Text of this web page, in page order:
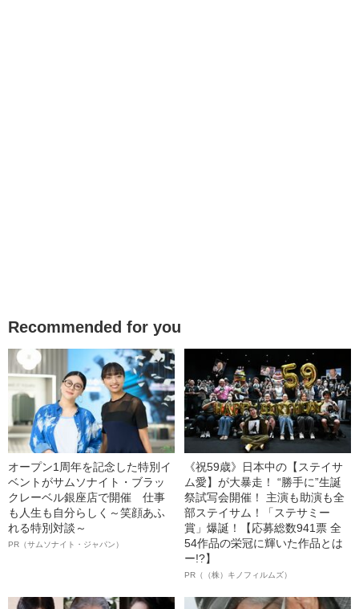
Recommended for you
オープン1周年を記念した特別イ
ベントがサムソナイト・ブラッ
クレーベル銀座店で開催 仕事
も人生も自分らしく～笑顔あふ
れる特別対談～
PR（サムソナイト・ジャパン）
《祝59歳》日本中の【ステイサ
ム愛】が大暴走！ “勝手に”生誕
祭試写会開催！ 主演も助演も全
部ステイサム！「ステサミー
賞」爆誕！【応募総数941票 全
54作品の栄冠に輝いた作品とは
ー!?】
PR（（株）キノフィルムズ）